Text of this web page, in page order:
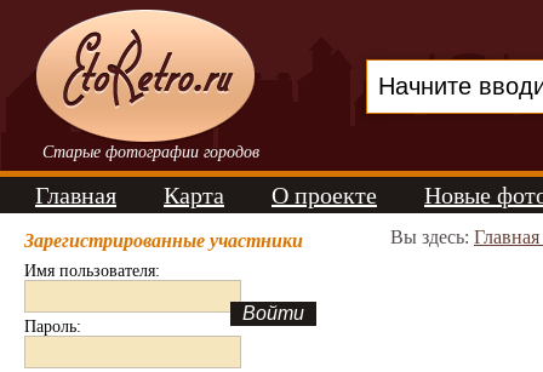
Старые фотографии городов
Главная Карта О проекте Новые
Зарегистрированные участники
Имя пользователя:
Пароль:
Вы здесь: